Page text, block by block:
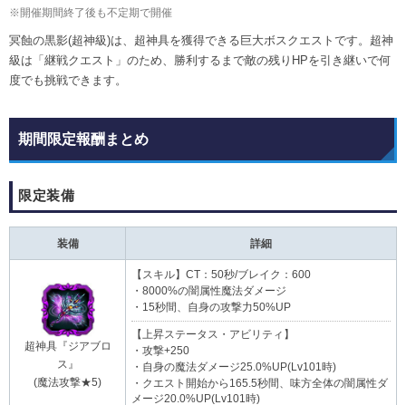
※開催期間終了後も不定期で開催
冥蝕の黒影(超神級)は、超神具を獲得できる巨大ボスクエストです。超神
級は「継戦クエスト」のため、勝利するまで敵の残りHPを引き継いで何
度でも挑戦できます。
期間限定報酬まとめ
限定装備
装備 詳細
超神具『ジアブロ
ス』
(魔法攻撃★5)
【スキル】CT：50秒/ブレイク：600
・8000%の闇属性魔法ダメージ
・15秒間、自身の攻撃力50%UP
【上昇ステータス・アビリティ】
・攻撃+250
・自身の魔法ダメージ25.0%UP(Lv101時)
・クエスト開始から165.5秒間、味方全体の闇属性ダ
メージ20.0%UP(Lv101時)